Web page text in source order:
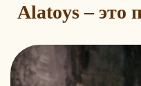
Alatoys – это